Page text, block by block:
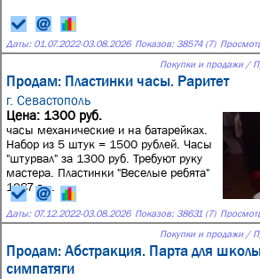
Даты: 01.07.2022-03.08.2026 Показов: 38574 (7)
Покупки и продажи /
Продам: Пластинки часы. Раритет
г. Севастополь
Цена: 1300 руб.
часы механические и на батарейках.
Набор из 5 штук = 1500 рублей. Часы
"штурвал" за 1300 руб. Требуют руку
мастера. Пластинки "Веселые ребята"
1987 г....
Даты: 07.12.2022-03.08.2026 Показов: 38631 (7)
Покупки и продажи /
Продам: Абстракция. Парта для
симпатяги